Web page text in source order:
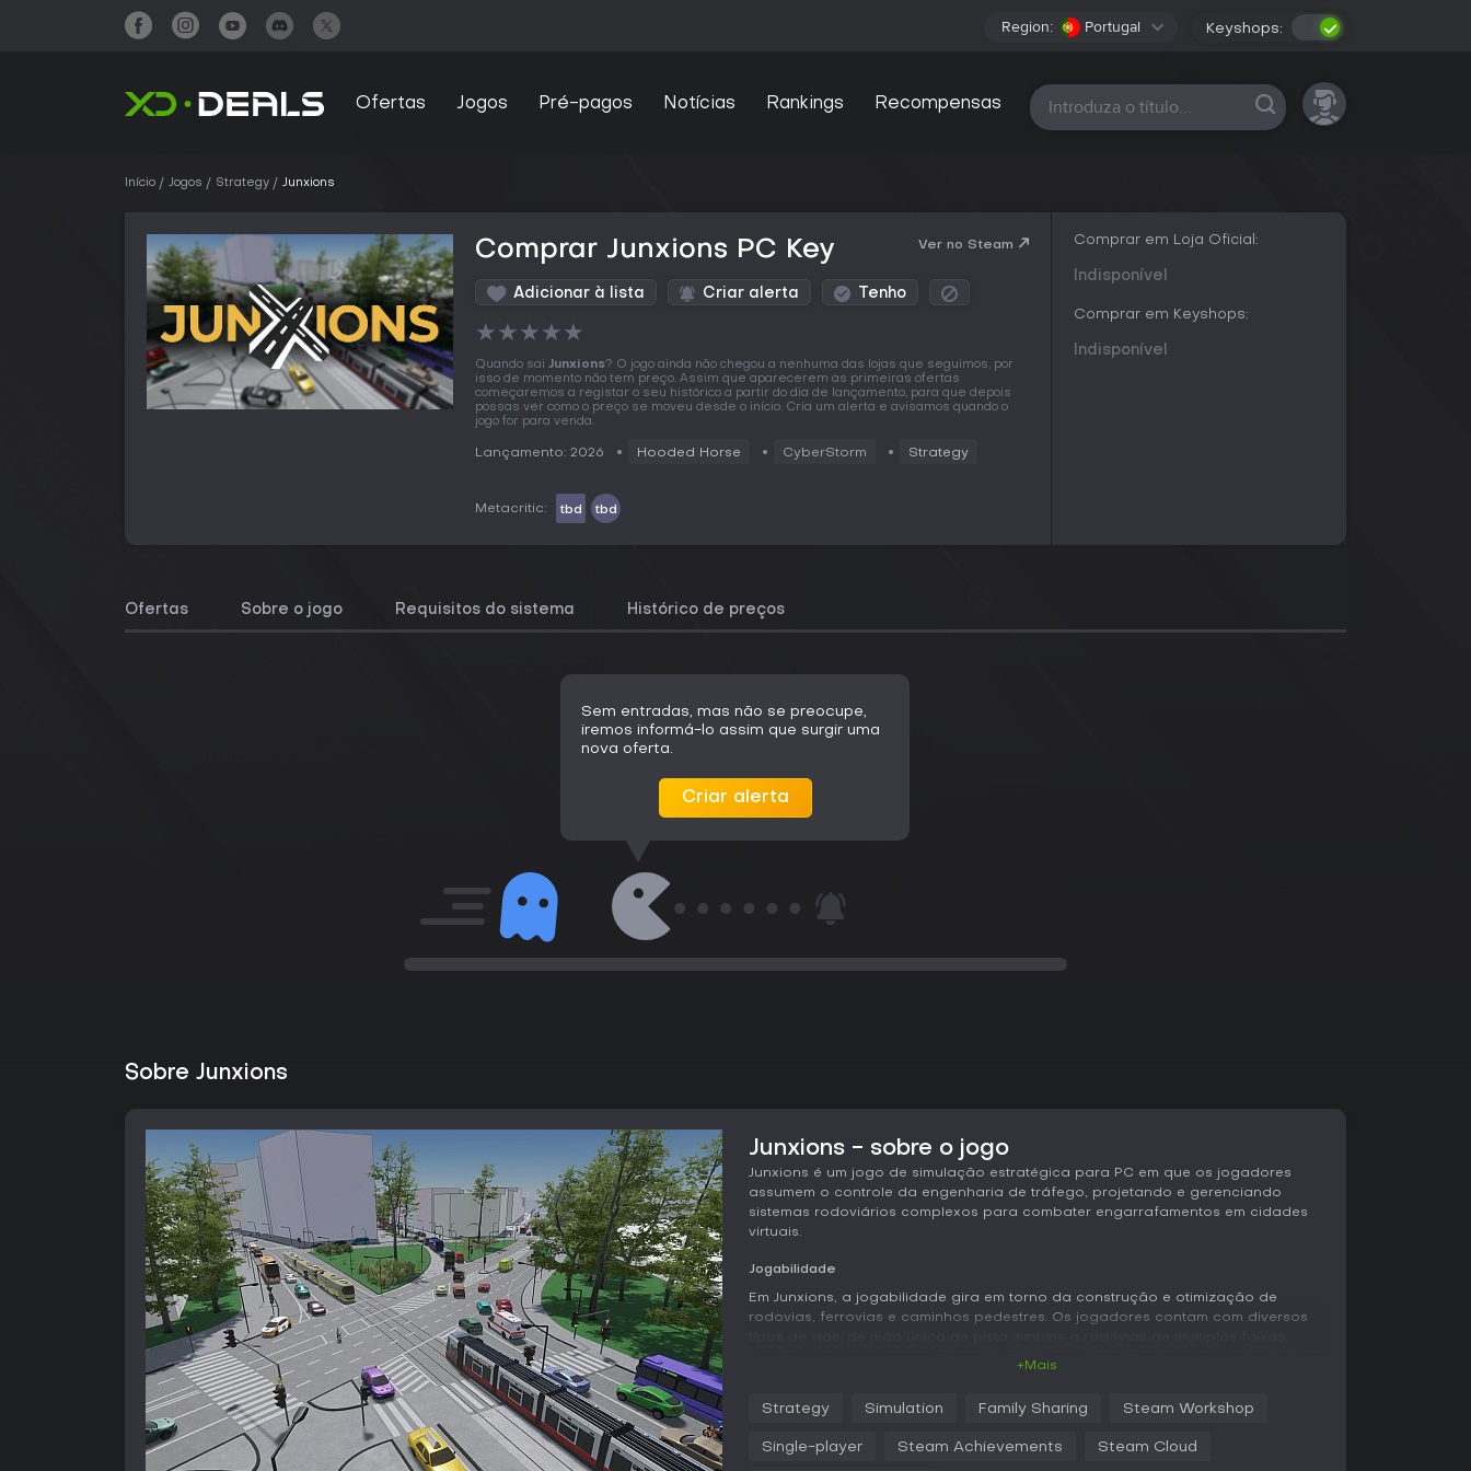
Region: Portugal Keyshops:
Ofertas Jogos Pré-pagos Notícias Rankings Recompensas Todas as plataformas
Início Jogos Strategy Junxions
Comprar Junxions PC Key Ver no Steam
Adicionar à lista Criar alerta Tenho
★★★★★
Quando sai Junxions? O jogo ainda não chegou a nenhuma das lojas que seguimos, por
isso de momento não tem preço. Assim que aparecerem as primeiras ofertas
começaremos a registar o seu histórico a partir do dia de lançamento, para que depois
possas ver como o preço se moveu desde o início. Cria um alerta e avisamos quando o
jogo for para venda.
Lançamento: 2026 Hooded Horse CyberStorm Strategy
Metacritic: tbd tbd
Comprar em Loja Oficial:
Indisponível
Comprar em Keyshops:
Indisponível
Ofertas Sobre o jogo Requisitos do sistema Histórico de preços
Sem entradas, mas não se preocupe,
iremos informá-lo assim que surgir uma
nova oferta.
Criar alerta
Sobre Junxions
Junxions - sobre o jogo
Junxions é um jogo de simulação estratégica para PC em que os jogadores
assumem o controle da engenharia de tráfego, projetando e gerenciando
sistemas rodoviários complexos para combater engarrafamentos em cidades
virtuais.
Jogabilidade
Em Junxions, a jogabilidade gira em torno da construção e otimização de
rodovias, ferrovias e caminhos pedestres. Os jogadores contam com diversos
como fases de semáforos, designações de faixas e prioridades de passagem.
+Mais
Strategy Simulation Family Sharing Steam Workshop
Single-player Steam Achievements Steam Cloud